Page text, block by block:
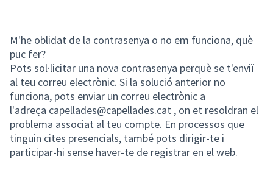
M'he oblidat de la contrasenya o no em funciona, què
puc fer?
Pots sol·licitar una nova contrasenya perquè se t'enviï
al teu correu electrònic. Si la solució anterior no
funciona, pots enviar un correu electrònic a
l'adreça capellades@capellades.cat , on et resoldran el
problema associat al teu compte. En processos que
tinguin cites presencials, també pots dirigir-te i
participar-hi sense haver-te de registrar en el web.